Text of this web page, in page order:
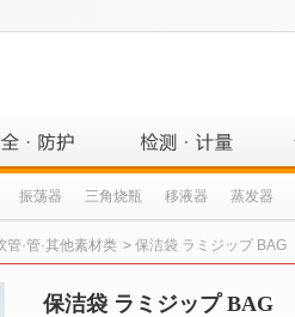
振荡器 三角烧瓶 移液器 蒸发器
管·管·其他素材类 > 保洁袋 ラミジップ BAG
保洁袋 ラミジップ BAG